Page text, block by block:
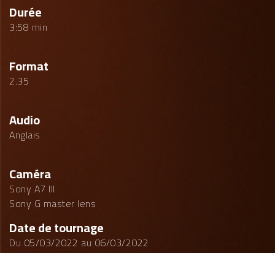
Durée
3:58 min
Format
2.35
Audio
Anglais
Caméra
Sony A7 III
Sony G master lens
Date de tournage
Du 05/03/2022 au 06/03/2022